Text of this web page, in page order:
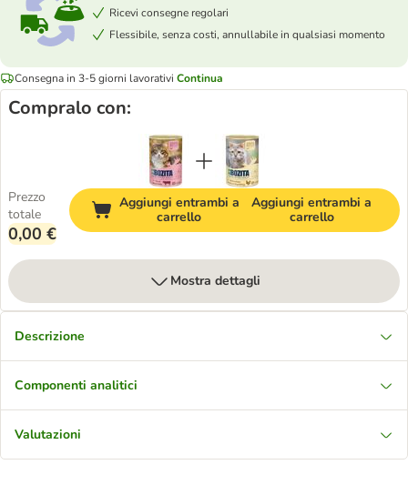
Ricevi consegne regolari
Flessibile, senza costi, annullabile in qualsiasi momento
Consegna in 3-5 giorni lavorativi Continua
Compralo con:
Prezzo
totale
0,00 €
Aggiungi entrambi a
carrello
Aggiungi entrambi a
carrello
Mostra dettagli
Descrizione
Componenti analitici
Valutazioni